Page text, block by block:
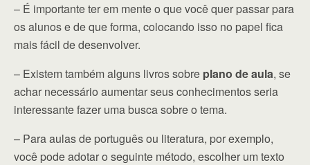
– É importante ter em mente o que você quer passar para
os alunos e de que forma, colocando isso no papel fica
mais fácil de desenvolver.
– Existem também alguns livros sobre plano de aula, se
achar necessário aumentar seus conhecimentos seria
interessante fazer uma busca sobre o tema.
– Para aulas de português ou literatura, por exemplo,
você pode adotar o seguinte método, escolher um texto